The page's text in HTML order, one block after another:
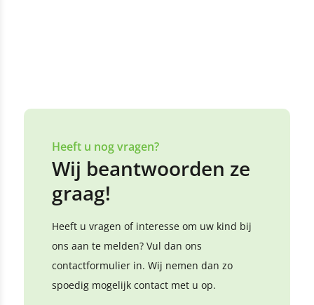
Heeft u nog vragen?
Wij beantwoorden ze
graag!
Heeft u vragen of interesse om uw kind bij
ons aan te melden? Vul dan ons
contactformulier in. Wij nemen dan zo
spoedig mogelijk contact met u op.